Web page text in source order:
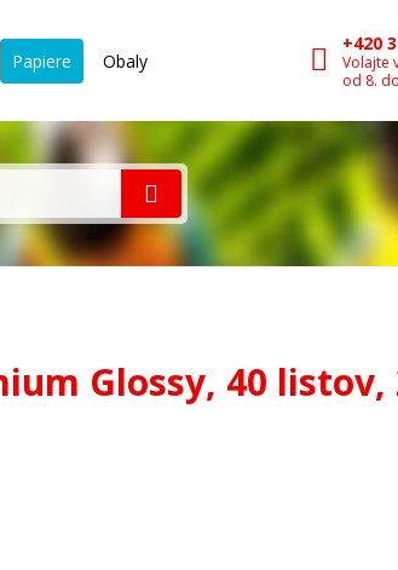
Papiere Obaly
+420
Volajte
od 8.
Glossy, 40